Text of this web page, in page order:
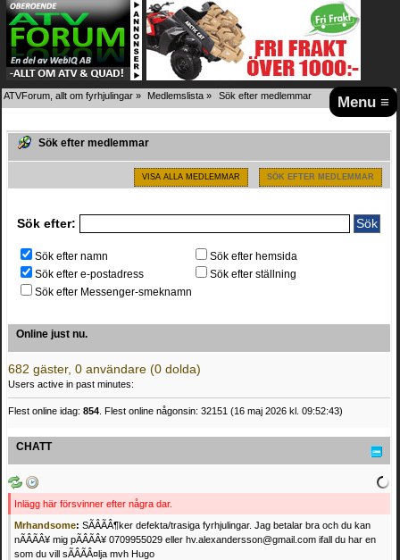
Menu ≡
ATVForum, allt om fyrhjulingar » Medlemslista » Sök efter medlemmar
Sök efter medlemmar
VISA ALLA MEDLEMMAR SÖK EFTER MEDLEMMAR
Sök efter:
Sök efter namn
Sök efter e-postadress
Sök efter Messenger-smeknamn
Sök efter hemsida
Sök efter ställning
Online just nu.
682 gäster, 0 användare (0 dolda)
Users active in past minutes:
Flest online idag: 854 . Flest online någonsin: 32151 (16 maj 2026 kl. 09:52:43)
CHATT
Inlägg här försvinner efter några dar.
Mrhandsome: SÃÂÃÂ¶ker defekta/trasiga fyrhjulingar. Jag betalar bra och du kan
nÃÂÃÂ¥ mig pÃÂÃÂ¥ 0709955029 eller hv.alexandersson@gmail.com ifall du har en
som du vill sÃÂÃÂ¤lja mvh Hugo